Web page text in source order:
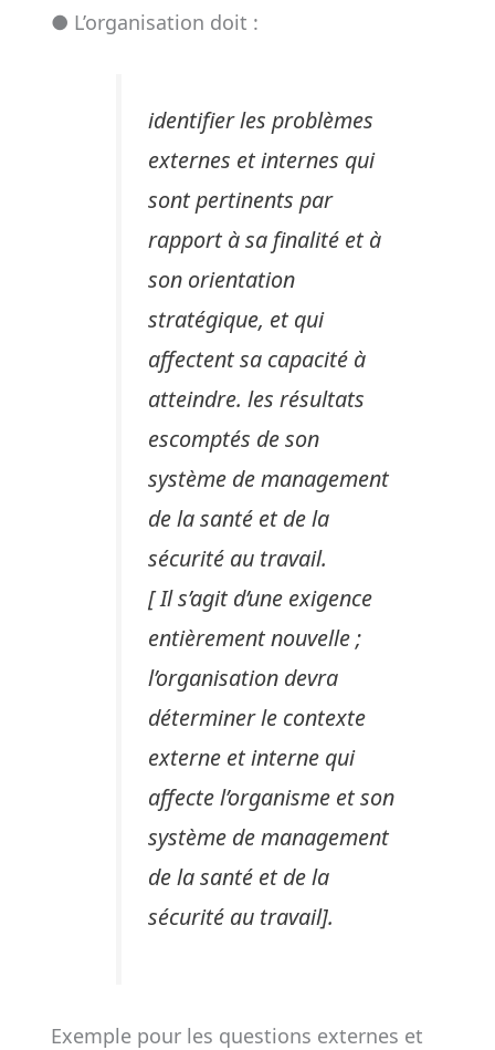
● L’organisation doit :
identifier les problèmes
externes et internes qui
sont pertinents par
rapport à sa finalité et à
son orientation
stratégique, et qui
affectent sa capacité à
atteindre. les résultats
escomptés de son
système de management
de la santé et de la
sécurité au travail.
[ Il s’agit d’une exigence
entièrement nouvelle ;
l’organisation devra
déterminer le contexte
externe et interne qui
affecte l’organisme et son
système de management
de la santé et de la
sécurité au travail].
Exemple pour les questions externes et